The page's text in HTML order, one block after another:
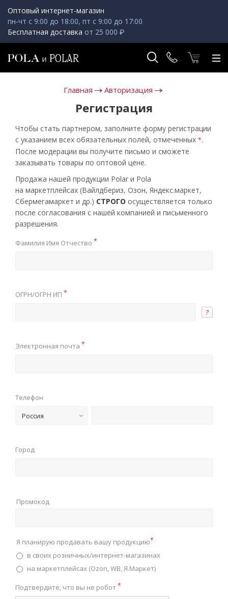
Оптовый интернет-магазин
пн-чт с 9:00 до 18:00, пт с 9:00 до 17:00
Бесплатная доставка от 25 000 ₽
Главная Авторизация
Регистрация
Чтобы стать партнером, заполните форму регистрации
с указанием всех обязательных полей, отмеченных *.
После модерации вы получите письмо и сможете
заказывать товары по оптовой цене.
Продажа нашей продукции Polar и Pola
на маркетплейсах (Вайлдбериз, Озон, Яндекс.маркет,
Сбермегамаркет и др.) СТРОГО осуществляется только
после согласования с нашей компанией и письменного
разрешения.
Фамилия Имя Отчество *
ОГРН/ОГРН ИП *
?
Электронная почта *
Телефон
Россия
Город
Промокод
Я планирую продавать вашу продукцию*
в своих розничных/интернет-магазинах
на маркетплейсах (Ozon, WB, Я.Маркет)
Подтвердите, что вы не робот*